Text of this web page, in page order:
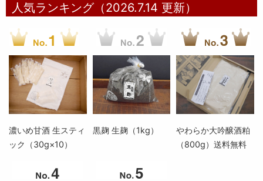
人気ランキング（2026.7.14 更新）
濃いめ甘酒 生スティ
ック（30g×10）
黒麹 生麹（1kg）
やわらか大吟醸酒粕
（800g）送料無料